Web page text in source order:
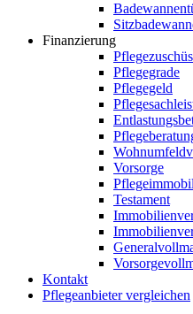
Finanzierung
Pflegegrade
Pflegegeld
Vorsorge
Testament
Kontakt
Pflegeanbieter vergleichen